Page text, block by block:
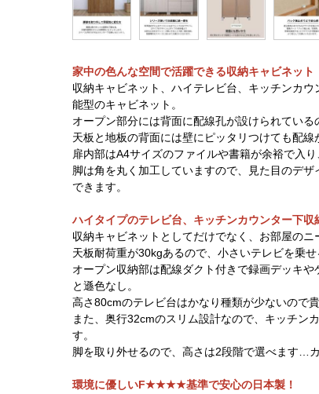
家中の色んな空間で活躍できる収納キャビネット
収納キャビネット、ハイテレビ台、キッチンカ
能型のキャビネット。
オープン部分には背面に配線孔が設けられてい
天板と地板の背面には壁にピッタリつけても配
扉内部はA4サイズのファイルや書籍が余裕で入
脚は角を丸く加工していますので、見た目のデ
できます。
ハイタイプのテレビ台、キッチンカウンター下収
収納キャビネットとしてだけでなく、お部屋のニ
天板耐荷重が30kgあるので、小さいテレビを乗
オープン収納部は配線ダクト付きで録画デッキ
と遜色なし。
高さ80cmのテレビ台はかなり種類が少ないので貴
また、奥行32cmのスリム設計なので、キッチン
す。
脚を取り外せるので、高さは2段階で選べます…
環境に優しいF★★★★基準で安心の日本製！